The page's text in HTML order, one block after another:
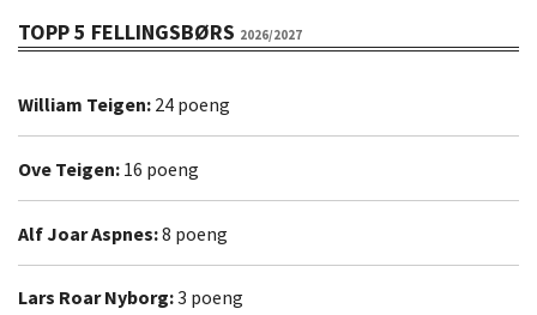
TOPP 5 FELLINGSBØRS 2026/2027
William Teigen: 24 poeng
Ove Teigen: 16 poeng
Alf Joar Aspnes:8 poeng
Lars Roar Nyborg:3 poeng